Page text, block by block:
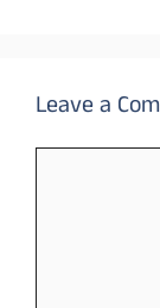
Leave a